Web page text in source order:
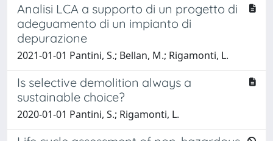
Analisi LCA a supporto di un progetto di
adeguamento di un impianto di
depurazione
2021-01-01 Pantini, S.; Bellan, M.; Rigamonti, L.
Is selective demolition always a
sustainable choice?
2020-01-01 Pantini, S.; Rigamonti, L.